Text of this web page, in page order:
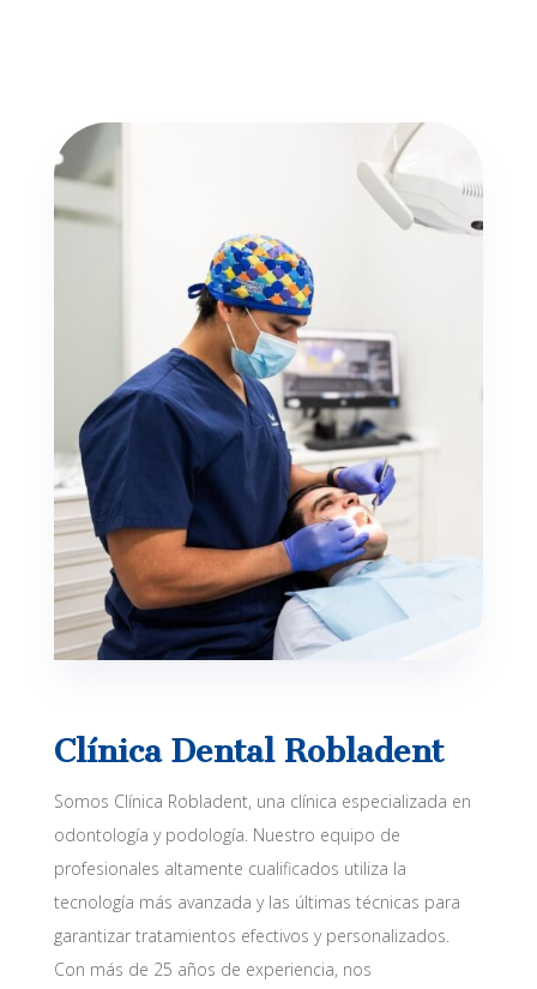
Clínica Dental Robladent
Somos Clínica Robladent, una clínica especializada en
odontología y podología. Nuestro equipo de
profesionales altamente cualificados utiliza la
tecnología más avanzada y las últimas técnicas para
garantizar tratamientos efectivos y personalizados.
Con más de 25 años de experiencia, nos